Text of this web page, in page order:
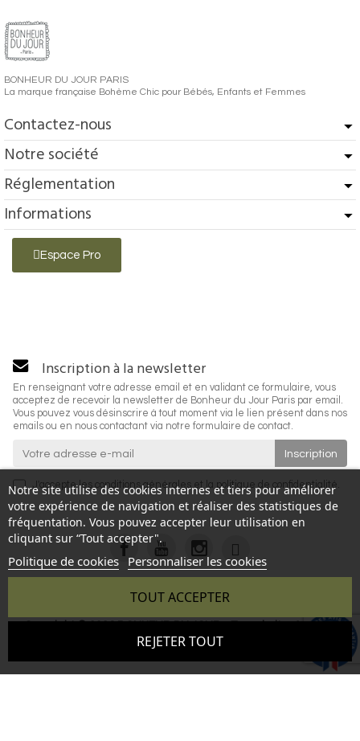
BONHEUR DU JOUR PARIS
La marque française Bohème Chic pour Bébés, Enfants et Femmes
Contactez-nous
Notre société
Réglementation
Informations
Espace Pro
Notre site utilise des cookies internes et tiers pour améliorer
votre expérience de navigation et réaliser des statistiques de
fréquentation. Vous pouvez accepter leur utilisation en
cliquant sur “Tout accepter".
Politique de cookies Personnaliser les cookies
REJETER TOUT
TOUT ACCEPTER
Inscription à la newsletter
En renseignant votre adresse email et en validant ce formulaire, vous
acceptez de recevoir la newsletter de Bonheur du Jour Paris par email.
Vous pouvez vous désinscrire à tout moment via le lien présent dans nos
emails ou en nous contactant via notre formulaire de contact.
J'accepte les conditions générales et la politique de confidentialité.
- Reproduction interdite sans autorisation - Site réalisé par :